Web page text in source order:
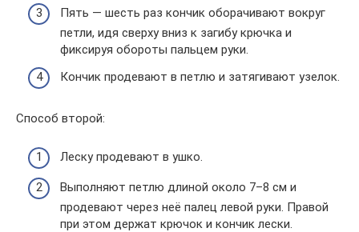
Пять — шесть раз кончик оборачивают вокруг
петли, идя сверху вниз к загибу крючка и
фиксируя обороты пальцем руки.
Кончик продевают в петлю и затягивают узелок.
Способ второй:
Леску продевают в ушко.
Выполняют петлю длиной около 7–8 см и
продевают через неё палец левой руки. Правой
при этом держат крючок и кончик лески.